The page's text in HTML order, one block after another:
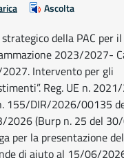
Ascolta
della PAC per
2023/2027-
Intervento per gli
Reg. UE n.
155/DIR/2026/00135
2026 (Burp n. 25 del
per la presentazione
di aiuto al 15/06/